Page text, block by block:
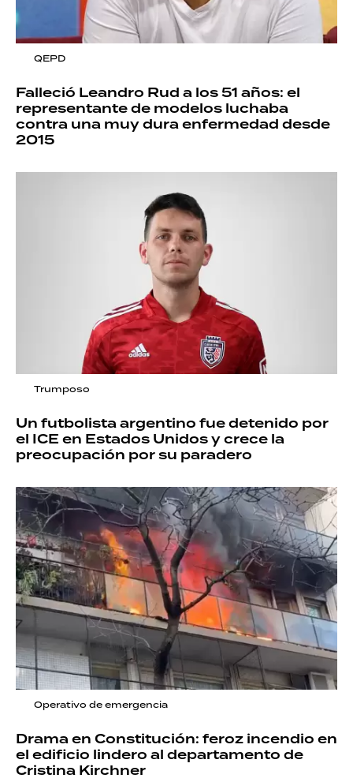
QEPD
Falleció Leandro Rud a los 51 años: el
representante de modelos luchaba
contra una muy dura enfermedad desde
2015
Trumposo
Un futbolista argentino fue detenido por
el ICE en Estados Unidos y crece la
preocupación por su paradero
Operativo de emergencia
Drama en Constitución: feroz incendio en
el edificio lindero al departamento de
Cristina Kirchner